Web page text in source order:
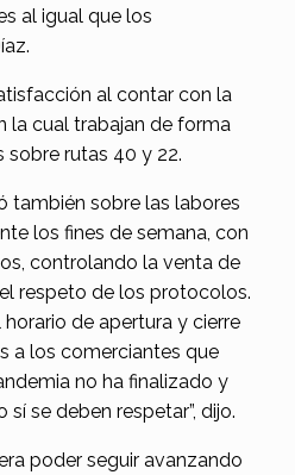
al igual que los
al contar con la
la cual trabajan de forma
rutas 40 y 22.
también sobre las labores
los fines de semana, con
controlando la venta de
respeto de los protocolos.
de apertura y cierre
a los comerciantes que
no ha finalizado y
se deben respetar”, dijo.
poder seguir avanzando